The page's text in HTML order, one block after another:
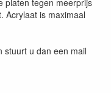
platen tegen meerprijs
Acrylaat is maximaal
stuurt u dan een mail